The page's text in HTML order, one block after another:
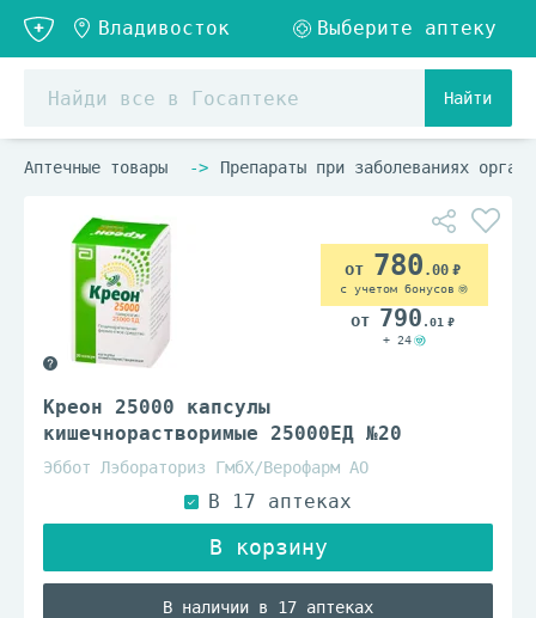
Найти
Аптечные товары Препараты при заболеваниях
Креон 25000 капсулы
кишечнорастворимые 25000ЕД №20
Эббот Лэбораториз ГмбХ/Верофарм АО
В наличии в 17 аптеках
780 .00
с учетом бонусов
790 .01
+ 24